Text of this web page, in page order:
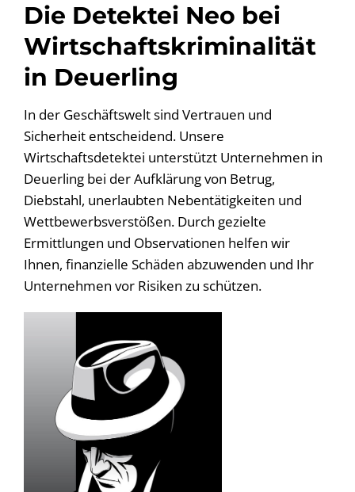
Die Detektei Neo bei
Wirtschaftskriminalität
in Deuerling
In der Geschäftswelt sind Vertrauen und
Sicherheit entscheidend. Unsere
Wirtschaftsdetektei unterstützt Unternehmen in
Deuerling bei der Aufklärung von Betrug,
Diebstahl, unerlaubten Nebentätigkeiten und
Wettbewerbsverstößen. Durch gezielte
Ermittlungen und Observationen helfen wir
Ihnen, finanzielle Schäden abzuwenden und Ihr
Unternehmen vor Risiken zu schützen.